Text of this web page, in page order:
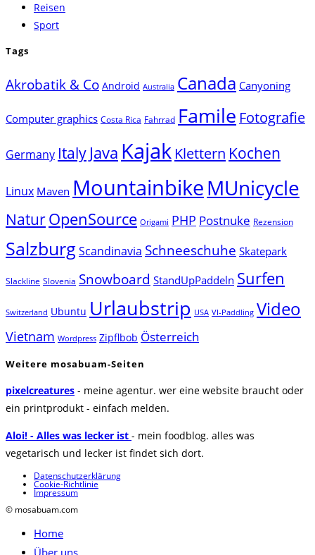
Reisen
Sport
Tags
Akrobatik & Co Android Australia Canada Canyoning
Computer graphics Costa Rica Fahrrad Famile Fotografie
Germany Italy Java Kajak Klettern Kochen
Linux Maven MountainbikeMUnicycle
NaturOpenSource Origami PHP Postnuke Rezension
SalzburgScandinavia Schneeschuhe Skatepark
Slackline Slovenia Snowboard StandUpPaddeln Surfen
Switzerland Ubuntu Urlaubstrip USA VI-Paddling Video
Vietnam Wordpress Zipflbob Österreich
Weitere mosabuam-Seiten
pixelcreatures - meine agentur. wer eine website braucht oder
ein printprodukt - einfach melden.
Aloi! - Alles was lecker ist - mein foodblog. alles was
vegetarisch und lecker ist findet sich dort.
Datenschutzerklärung
Cookie-Richtlinie
Impressum
© mosabuam.com
Home
Über uns